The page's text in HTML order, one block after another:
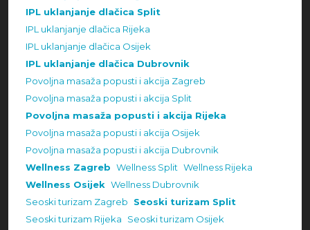
IPL uklanjanje dlačica Split
IPL uklanjanje dlačica Rijeka
IPL uklanjanje dlačica Osijek
IPL uklanjanje dlačica Dubrovnik
Povoljna masaža popusti i akcija Zagreb
Povoljna masaža popusti i akcija Split
Povoljna masaža popusti i akcija Rijeka
Povoljna masaža popusti i akcija Osijek
Povoljna masaža popusti i akcija Dubrovnik
Wellness Zagreb Wellness Split Wellness Rijeka
Wellness Osijek Wellness Dubrovnik
Seoski turizam Zagreb
Seoski turizam Split
Seoski turizam Rijeka
Seoski turizam Osijek